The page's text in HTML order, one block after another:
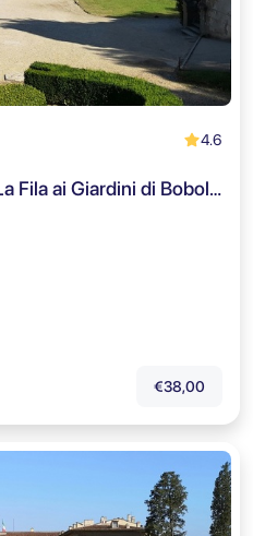
4.6
Firenze: Ingresso Salta La Fila ai Giardini di Boboli e Tour Guidato
€38,00